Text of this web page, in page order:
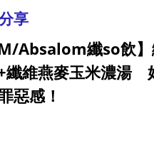
享
Absalom纖so飲
纖維燕麥玉米濃湯
惡感！